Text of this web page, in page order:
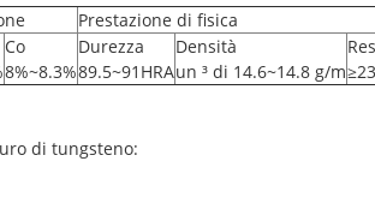
Prestazione di fisica
Co
8%~8.3%
Durezza
89.5~91HRA
Densità
un ³ di 14.6~14.8 g/m
di tungsteno: